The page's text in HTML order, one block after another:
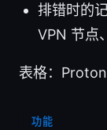
排错时的
VPN 节点
表格：
功能